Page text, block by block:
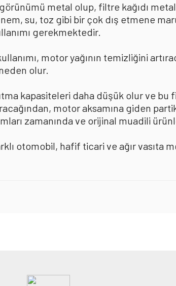
metal olup, filtre kağıdı
su, toz gibi bir çok dış etmene
gerekmektedir.
motor yağının temizliğini
olur.
kapasiteleri daha düşük olur ve
motor aksamına giden
zamanında ve orijinal muadili
otomobil, hafif ticari ve ağır